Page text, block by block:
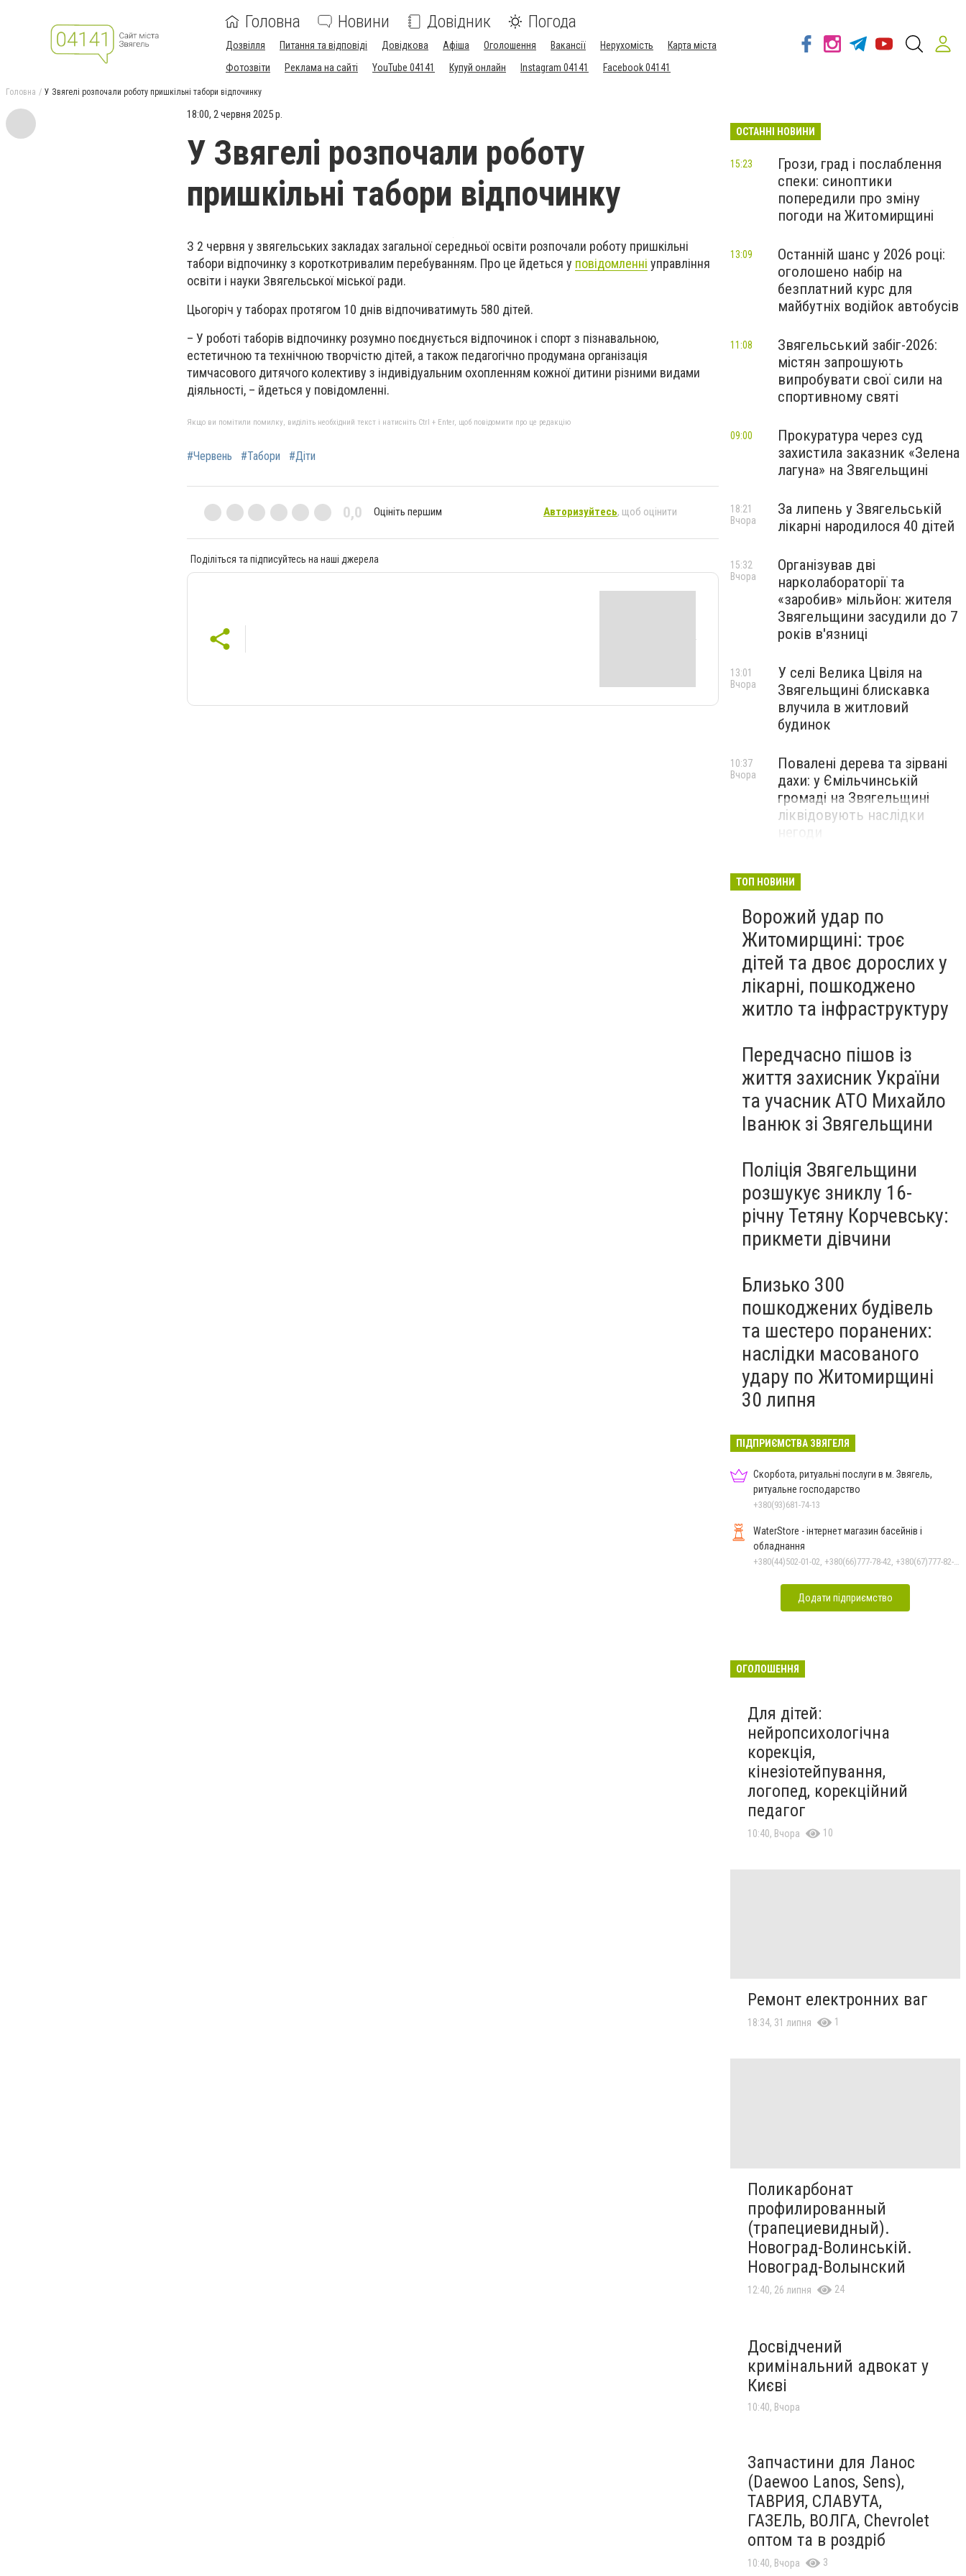
Головна Новини Довідник Погода
Дозвілля Питання та відповіді Довідкова Афіша Оголошення Вакансії Нерухомість
Карта міста
Фотозвіти
Реклама на сайті YouTube 04141 Купуй онлайн Instagram 04141 Facebook 04141
Головна У Звягелі розпочали роботу пришкільні табори відпочинку
18:00, 2 червня 2025 р.
У Звягелі розпочали роботу
пришкільні табори відпочинку
З 2 червня у звягельських закладах загальної середньої освіти розпочали роботу пришкільні
табори відпочинку з короткотривалим перебуванням. Про це йдеться у повідомленні управління
освіти і науки Звягельської міської ради.
Цьогоріч у таборах протягом 10 днів відпочиватимуть 580 дітей.
– У роботі таборів відпочинку розумно поєднується відпочинок і спорт з пізнавальною,
естетичною та технічною творчістю дітей, а також педагогічно продумана організація
тимчасового дитячого колективу з індивідуальним охопленням кожної дитини різними видами
діяльності, – йдеться у повідомленні.
Якщо ви помітили помилку, виділіть необхідний текст і натисніть Ctrl + Enter, щоб повідомити про це редакцію
#Червень #Табори #Діти
0,0 Оцініть першим Авторизуйтесь, щоб оцінити
Поділіться та підписуйтесь на наші джерела
ОСТАННІ НОВИНИ
Грози, град і послаблення
спеки: синоптики
попередили про зміну
погоди на Житомирщині
15:23
Останній шанс у 2026 році:
оголошено набір на
безплатний курс для
майбутніх водійок автобусів
13:09
Звягельський забіг-2026:
містян запрошують
випробувати свої сили на
спортивному святі
11:08
Прокуратура через суд
захистила заказник «Зелена
лагуна» на Звягельщині
09:00
За липень у Звягельській
лікарні народилося 40 дітей
18:21
Вчора
Організував дві
нарколабораторії та
«заробив» мільйон: жителя
Звягельщини засудили до 7
років в'язниці
15:32
Вчора
У селі Велика Цвіля на
Звягельщині блискавка
влучила в житловий
будинок
13:01
Вчора
Повалені дерева та зірвані
дахи: у Ємільчинській
громаді на Звягельщині
ліквідовують наслідки
10:37
Вчора
ТОП НОВИНИ
Ворожий удар по
Житомирщині: троє
дітей та двоє дорослих у
лікарні, пошкоджено
житло та інфраструктуру
Передчасно пішов із
життя захисник України
та учасник АТО Михайло
Іванюк зі Звягельщини
Поліція Звягельщини
розшукує зниклу 16-
річну Тетяну Корчевську:
прикмети дівчини
Близько 300
пошкоджених будівель
та шестеро поранених:
наслідки масованого
удару по Житомирщині
30 липня
ПІДПРИЄМСТВА ЗВЯГЕЛЯ
Скорбота, ритуальні послуги в м. Звягель,
ритуальне господарство
+380(93)681-74-13
WaterStore - інтернет магазин басейнів і
обладнання
+380(44)502-01-02, +380(66)777-78-42, +380(67)777-82-19, +380(67)890-80-80, +380(73)890-80-80, +380(44)502-01-03
Додати підприємство
ОГОЛОШЕННЯ
Для дітей:
нейропсихологічна
корекція,
кінезіотейпування,
логопед, корекційний
педагог
10:40, Вчора 10
Ремонт електронних ваг
18:34, 31 липня 1
Поликарбонат
профилированный
(трапециевидный).
Новоград-Волинській.
Новоград-Волынский
12:40, 26 липня 24
Досвідчений
кримінальний адвокат у
Києві
10:40, Вчора
Запчастини для Ланос
(Daewoo Lanos, Sens),
ТАВРИЯ, СЛАВУТА,
ГАЗЕЛЬ, ВОЛГА, Chevrolet
оптом та в роздріб
10:40, Вчора 3